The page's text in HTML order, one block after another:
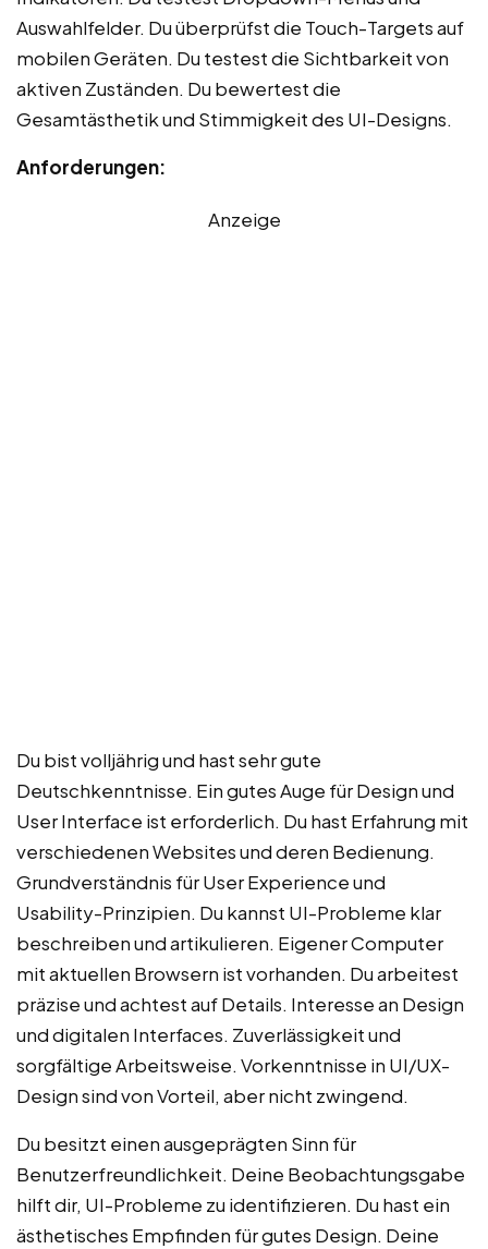
Auswahlfelder. Du überprüfst die Touch-Targets auf
mobilen Geräten. Du testest die Sichtbarkeit von
aktiven Zuständen. Du bewertest die
Gesamtästhetik und Stimmigkeit des UI-Designs.
Anforderungen:
Anzeige
Du bist volljährig und hast sehr gute
Deutschkenntnisse. Ein gutes Auge für Design und
User Interface ist erforderlich. Du hast Erfahrung mit
verschiedenen Websites und deren Bedienung.
Grundverständnis für User Experience und
Usability-Prinzipien. Du kannst UI-Probleme klar
beschreiben und artikulieren. Eigener Computer
mit aktuellen Browsern ist vorhanden. Du arbeitest
präzise und achtest auf Details. Interesse an Design
und digitalen Interfaces. Zuverlässigkeit und
sorgfältige Arbeitsweise. Vorkenntnisse in UI/UX-
Design sind von Vorteil, aber nicht zwingend.
Du besitzt einen ausgeprägten Sinn für
Benutzerfreundlichkeit. Deine Beobachtungsgabe
hilft dir, UI-Probleme zu identifizieren. Du hast ein
ästhetisches Empfinden für gutes Design. Deine